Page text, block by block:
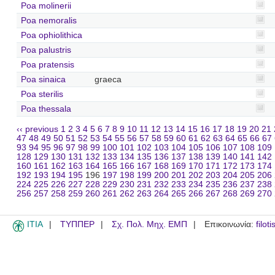
Poa molinerii
Poa nemoralis
Poa ophiolithica
Poa palustris
Poa pratensis
Poa sinaica
graeca
Poa sterilis
Poa thessala
‹‹ previous 1 2 3 4 5 6 7 8 9 10 11 12 13 14 15 16 17 18 19 20 21
47 48 49 50 51 52 53 54 55 56 57 58 59 60 61 62 63 64 65 66 67
93 94 95 96 97 98 99 100 101 102 103 104 105 106 107 108 109
128 129 130 131 132 133 134 135 136 137 138 139 140 141 142
160 161 162 163 164 165 166 167 168 169 170 171 172 173 174
192 193 194 195 196 197 198 199 200 201 202 203 204 205 206
224 225 226 227 228 229 230 231 232 233 234 235 236 237 238
256 257 258 259 260 261 262 263 264 265 266 267 268 269 270
ITIA ΤΥΠΠΕΡ Σχ. Πολ. Μηχ. ΕΜΠ Επικοινωνία: